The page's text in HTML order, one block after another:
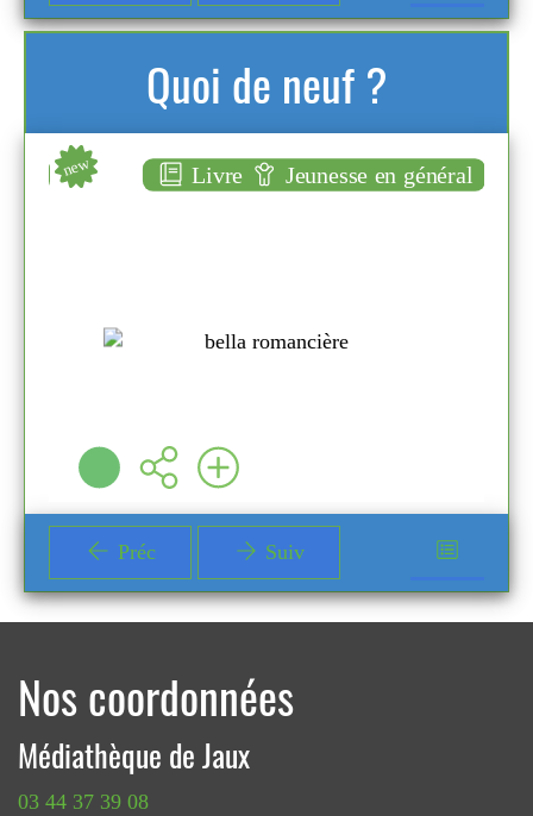
Quoi de neuf ?
Livre Jeunesse en général
new
Bella romancière
Nathan ( 2017 )
Préc Suiv
Nos coordonnées
Médiathèque de Jaux
03 44 37 39 08